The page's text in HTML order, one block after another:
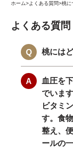
ホーム>よくある質問>桃に
よくある質問
桃には
血圧を
でいま
ビタミ
す。食
整え、
ールの